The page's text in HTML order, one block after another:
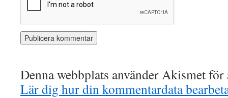
Denna webbplats använder Akismet
Lär dig hur din kommentardata